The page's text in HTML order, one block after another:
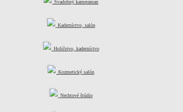
Svadobný kameraman
Kaderníctvo, salón
Holičstvo, kaderníctvo
Kozmetický salón
Nechtové štúdio